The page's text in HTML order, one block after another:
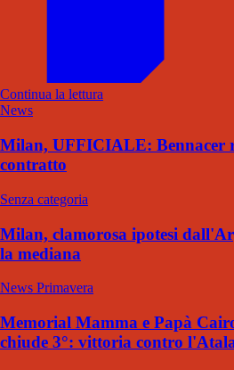
Continua la lettura
News
Milan, UFFICIALE: Bennacer
contratto
Senza categoria
Milan, clamorosa ipotesi
la mediana
News Primavera
Memorial Mamma e Papà
chiude 3°: vittoria contro